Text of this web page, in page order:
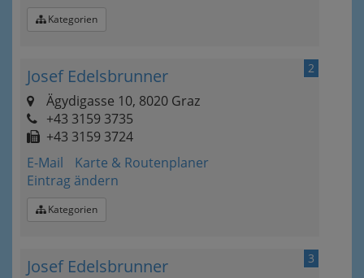
Kategorien
2
Josef Edelsbrunner
Ägydigasse 10, 8020 Graz
+43 3159 3735
+43 3159 3724
E-Mail
Karte & Routenplaner
Eintrag ändern
Kategorien
3
Josef Edelsbrunner